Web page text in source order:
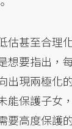
估甚至合理
想要指出，
出現兩極化
能保護子女
要高度保護